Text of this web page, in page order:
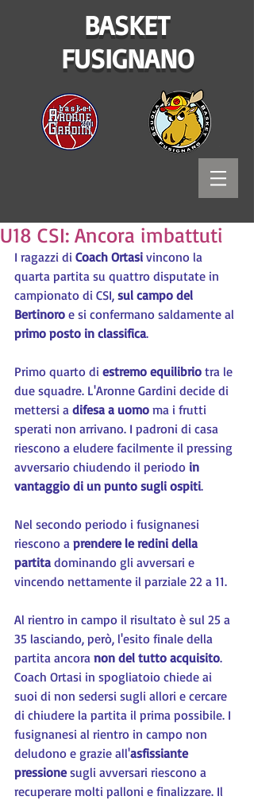
BASKET
FUSIGNANO
U18 CSI: Ancora imbattuti
I ragazzi di Coach Ortasi vincono la
quarta partita su quattro disputate in
campionato di CSI, sul campo del
Bertinoro e si confermano saldamente al
primo posto in classifica.
Primo quarto di estremo equilibrio tra le
due squadre. L'Aronne Gardini decide di
mettersi a difesa a uomo ma i frutti
sperati non arrivano. I padroni di casa
riescono a eludere facilmente il pressing
avversario chiudendo il periodo in
vantaggio di un punto sugli ospiti.
Nel secondo periodo i fusignanesi
riescono a prendere le redini della
partita dominando gli avversari e
vincendo nettamente il parziale 22 a 11.
Al rientro in campo il risultato è sul 25 a
35 lasciando, però, l'esito finale della
partita ancora non del tutto acquisito.
Coach Ortasi in spogliatoio chiede ai
suoi di non sedersi sugli allori e cercare
di chiudere la partita il prima possibile. I
fusignanesi al rientro in campo non
deludono e grazie all'asfissiante
pressione sugli avversari riescono a
recuperare molti palloni e finalizzare. Il